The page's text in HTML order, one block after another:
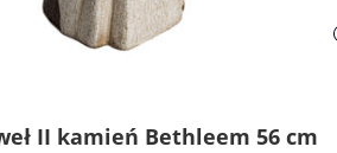
II kamień Bethleem 56 cm